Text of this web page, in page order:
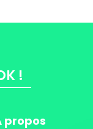
!
propos